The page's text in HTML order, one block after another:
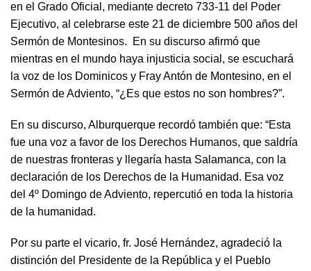
en el Grado Oficial, mediante decreto 733-11 del Poder
Ejecutivo, al celebrarse este 21 de diciembre 500 años del
Sermón de Montesinos. En su discurso afirmó que
mientras en el mundo haya injusticia social, se escuchará
la voz de los Dominicos y Fray Antón de Montesino, en el
Sermón de Adviento, “¿Es que estos no son hombres?”.
En su discurso, Alburquerque recordó también que: “Esta
fue una voz a favor de los Derechos Humanos, que saldría
de nuestras fronteras y llegaría hasta Salamanca, con la
declaración de los Derechos de la Humanidad. Esa voz
del 4º Domingo de Adviento, repercutió en toda la historia
de la humanidad.
Por su parte el vicario, fr. José Hernández, agradeció la
distinción del Presidente de la República y el Pueblo